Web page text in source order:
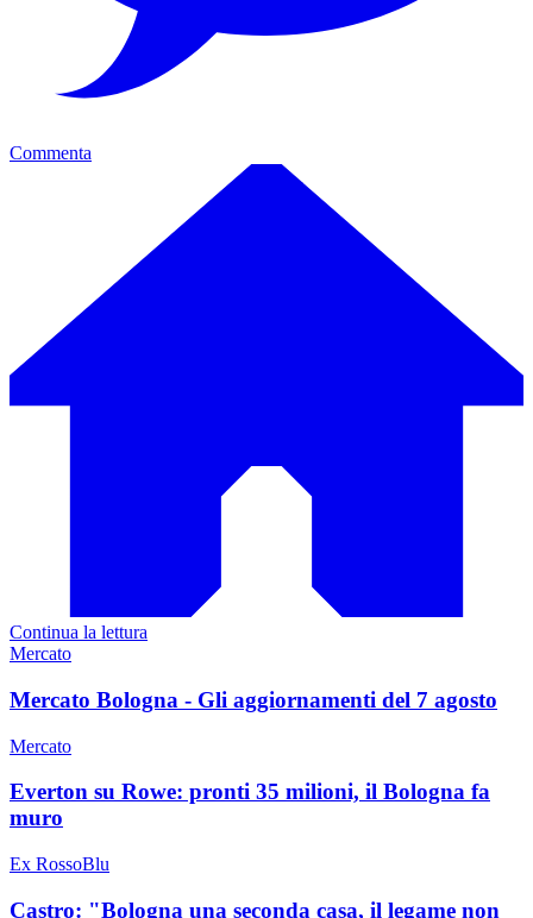
Commenta
Continua la lettura
Mercato
Mercato Bologna - Gli aggiornamenti del 7 agosto
Mercato
Everton su Rowe: pronti 35 milioni, il Bologna fa
muro
Ex RossoBlu
Castro: "Bologna una seconda casa, il legame non